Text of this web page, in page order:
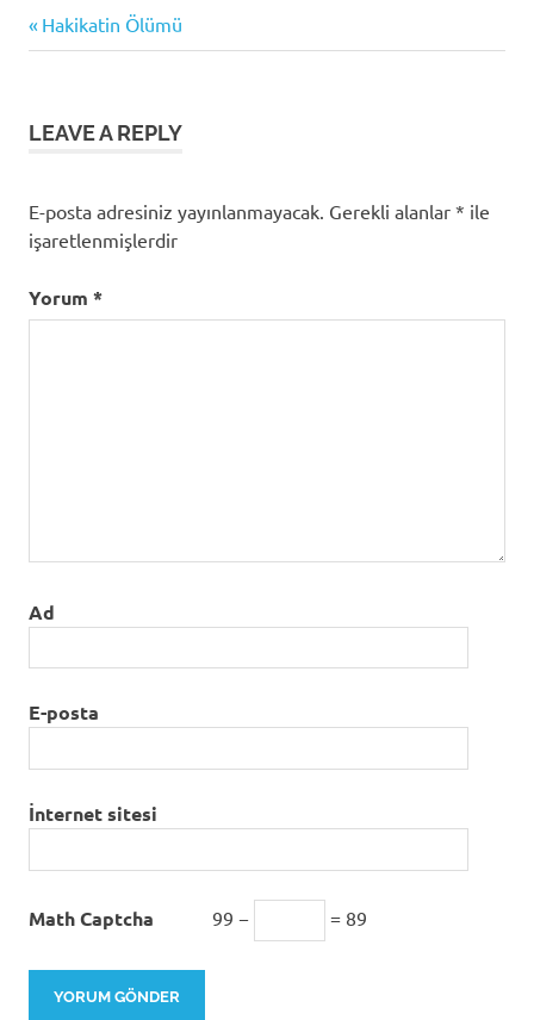
Yazı
Previous
Post:
Hakikatin Ölümü
LEAVE A REPLY
E-posta adresiniz yayınlanmayacak. Gerekli alanlar * ile
işaretlenmişlerdir
Yorum *
Ad
E-posta
İnternet sitesi
Math Captcha 99 − = 89